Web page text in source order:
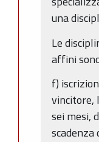
una
Le
affini
f)
vincitore,
sei mesi,
scadenza